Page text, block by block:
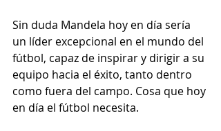
Sin duda Mandela hoy en día sería
un líder excepcional en el mundo del
fútbol, capaz de inspirar y dirigir a su
equipo hacia el éxito, tanto dentro
como fuera del campo. Cosa que hoy
en día el fútbol necesita.